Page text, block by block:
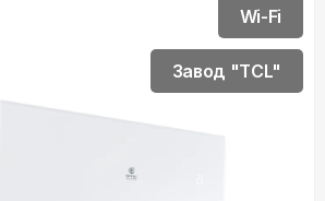
Wi-Fi
Завод "TCL"